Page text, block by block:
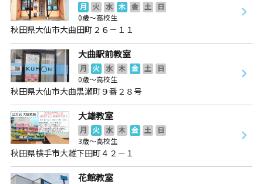
月 火 水 木 金 土
日
0歳～高校生
秋田県大仙市大曲田町２６－１１
大曲駅前教室
月 火 水 木 金 土
日
0歳～高校生
秋田県大仙市大曲黒瀬町９番２８号
大雄教室
月 火 水 木 金 土
日
3歳～高校生
秋田県横手市大雄下田町４２－１
花館教室